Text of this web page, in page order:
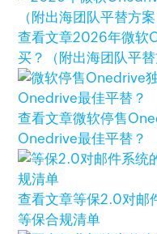
查看文章2026年微软
买？（附出海团队平替
查看文章微软停售
Onedrive最佳平替？
查看文章等保2.0对邮
等保合规清单